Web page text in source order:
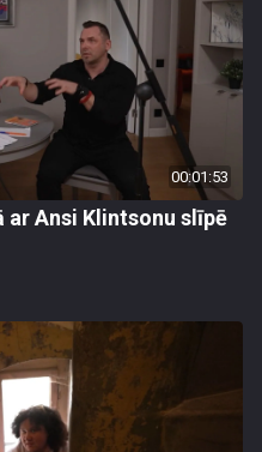
00:01:53
ar Ansi Klintsonu slīpē